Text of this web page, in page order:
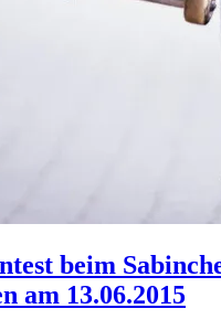
beim
am 13.06.2015